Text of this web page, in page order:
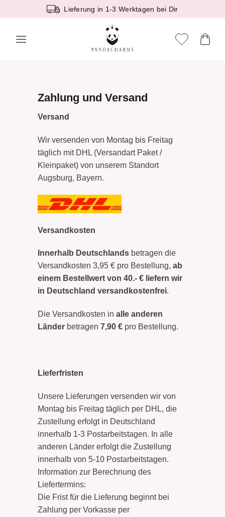
Inhalt
Lieferung in 1-3 Werktagen bei Dir
Zahlung und Versand
Versand
Wir versenden von Montag bis Freitag
täglich mit DHL (Versandart Paket /
Kleinpaket) von unserem Standort
Augsburg, Bayern.
Versandkosten
Innerhalb Deutschlands betragen die
Versandkosten 3,95 € pro Bestellung, ab
einem Bestellwert von 40.- € liefern wir
in Deutschland versandkostenfrei.
Die Versandkosten in alle anderen
Länder betragen 7,90 € pro Bestellung.
Lieferfristen
Unsere Lieferungen versenden wir von
Montag bis Freitag täglich per DHL, die
Zustellung erfolgt in Deutschland
innerhalb 1-3 Postarbeitstagen. In alle
anderen Länder erfolgt die Zustellung
innerhalb von 5-10 Postarbeitstagen.
Information zur Berechnung des
Liefertermins:
Die Frist für die Lieferung beginnt bei
Zahlung per Vorkasse per